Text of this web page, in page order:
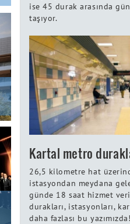
ise 45 durak arasında
taşıyor.
Kartal metro
26,5 kilometre hat
istasyondan meydana
günde 18 saat hizmet
durakları, istasyonları,
daha fazlası bu yazımızda!